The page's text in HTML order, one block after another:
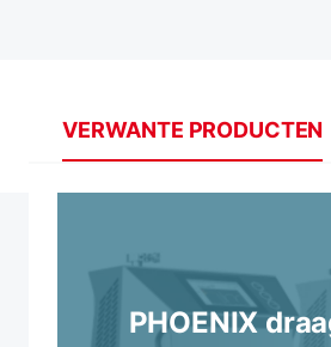
VERWANTE PRODUCTEN
PHOENIX